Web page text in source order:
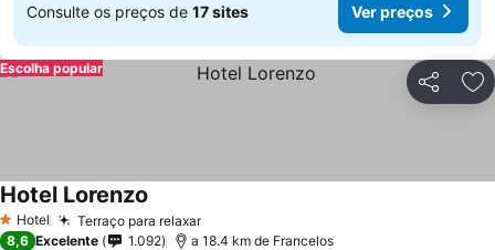
Consulte os preços de 17 sites Ver preços
Partilhar
Escolha popular
1 Estrelas
Hotel Terraço para relaxar
Hotel Lorenzo
8,6 Excelente 1.092 a 18.4 km de Francelos